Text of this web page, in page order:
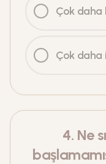
Çok daha
Çok daha
4. Ne